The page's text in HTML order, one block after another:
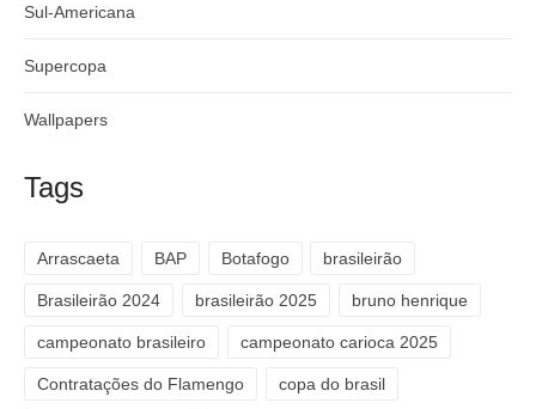
Sul-Americana
Supercopa
Wallpapers
Tags
Arrascaeta BAP Botafogo brasileirão
Brasileirão 2024 brasileirão 2025 bruno henrique
campeonato brasileiro campeonato carioca 2025
Contratações do Flamengo copa do brasil